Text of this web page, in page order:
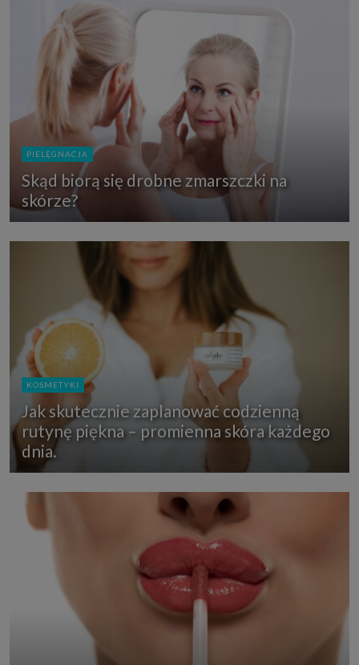
PIELĘGNACJA
Skąd biorą się drobne zmarszczki na
skórze?
KOSMETYKI
Jak skutecznie zaplanować codzienną
rutynę piękna – promienna skóra każdego
dnia.